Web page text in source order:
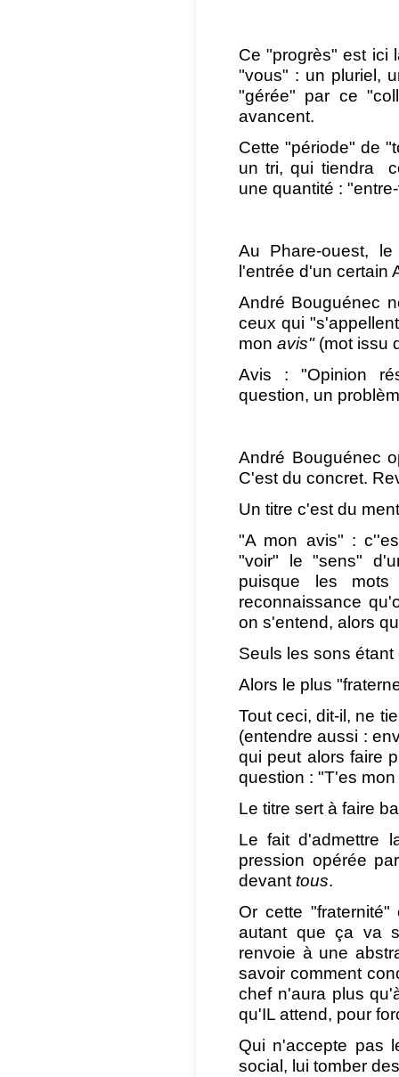
Ce "progrès" est ici
"vous" : un pluriel,
"gérée" par ce
avancent.
Cette "période" de
un tri, qui tiendra
une quantité :
Au Phare-ouest,
l'entrée d'un certain
André Bouguénec
ceux qui
mon avis" (mot issu
Avis : "Opinion
question, un
André Bouguénec
C'est du concret.
Un titre c'est du
"A mon avis" :
"voir" le "sens"
puisque les
reconnaissance
on s'entend, alors
Seuls les sons
Alors le plus
Tout ceci, dit-il, ne
(entendre aussi :
qui peut alors faire
question : "T'es
Le titre sert à faire
Le fait d'admettre
pression opérée
devant tous.
Or cette
autant que ça va
renvoie à une
savoir comment
chef n'aura plus
qu'IL attend, pour
Qui n'accepte pas
social, lui tomber